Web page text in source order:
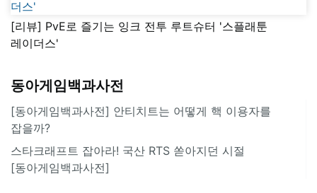
[리뷰] PvE로 즐기는 잉크 전투 루트슈터 '스플래툰
레이더스'
동아게임백과사전
[동아게임백과사전] 안티치트는 어떻게 핵 이용자를
잡을까?
스타크래프트 잡아라! 국산 RTS 쏟아지던 시절
[동아게임백과사전]